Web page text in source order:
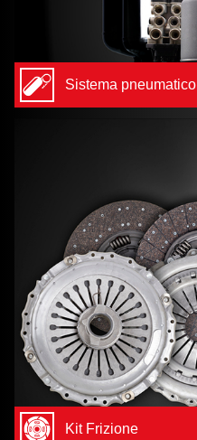
Sistema pneumatico
Kit Frizione